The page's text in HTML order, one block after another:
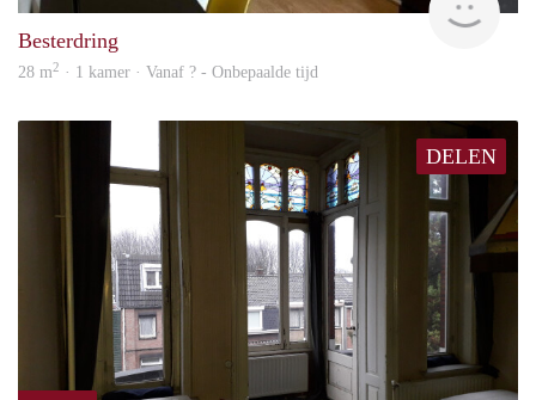
Besterdring
28 m2 · 1 kamer · Vanaf ? - Onbepaalde tijd
DELEN